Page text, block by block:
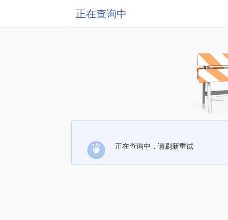
正在查询中
正在查询中，请刷新重试